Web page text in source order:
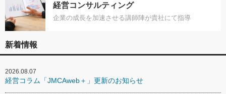
経営コンサルティング
企業の成長を加速させる講師陣が貴社にて指導
新着情報
2026.08.07
経営コラム「JMCAweb＋」更新のお知らせ